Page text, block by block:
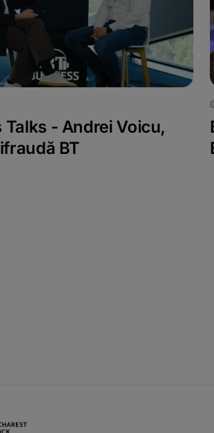
Talks - Andrei Voicu,
BT